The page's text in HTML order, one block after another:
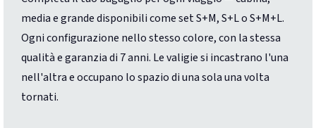
media e grande disponibili come set S+M, S+L o S+M+L.
Ogni configurazione nello stesso colore, con la stessa
qualità e garanzia di 7 anni. Le valigie si incastrano l'una
nell'altra e occupano lo spazio di una sola una volta
tornati.